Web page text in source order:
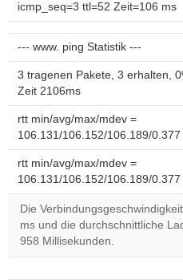
icmp_seq=3 ttl=52 Zeit=106 ms
--- www. ping Statistik ---
3 tragenen Pakete, 3 erhalten,
Zeit 2106ms
rtt min/avg/max/mdev =
106.131/106.152/106.189/0.377
rtt min/avg/max/mdev =
106.131/106.152/106.189/0.377
Die
ms und die durchschnittliche
958 Millisekunden.